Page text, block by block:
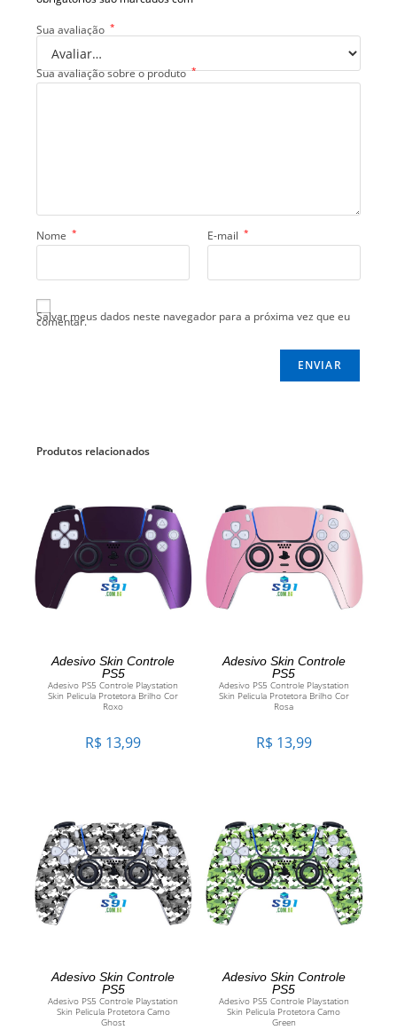
Sua avaliação *
Sua avaliação sobre o produto *
Nome * E-mail *
Salvar meus dados neste navegador para a próxima vez que eu
comentar.
Produtos relacionados
ADICIONAR AO CARRINHO
Adesivo Skin Controle
PS5
Adesivo PS5 Controle Playstation
Skin Pelicula Protetora Brilho Cor
Roxo
R$ 13,99
ADICIONAR AO CARRINHO
Adesivo Skin Controle
PS5
Adesivo PS5 Controle Playstation
Skin Pelicula Protetora Brilho Cor
Rosa
R$ 13,99
ADICIONAR AO CARRINHO
Adesivo Skin Controle
PS5
Adesivo PS5 Controle Playstation
Skin Pelicula Protetora Camo
Ghost
ADICIONAR AO CARRINHO
Adesivo Skin Controle
PS5
Adesivo PS5 Controle Playstation
Skin Pelicula Protetora Camo
Green